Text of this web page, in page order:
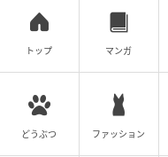
画像：大丸福岡天神店
長野県「小川の庄」
あずきやかぼちゃ、
トップ マンガ
どうぶつ ファッション